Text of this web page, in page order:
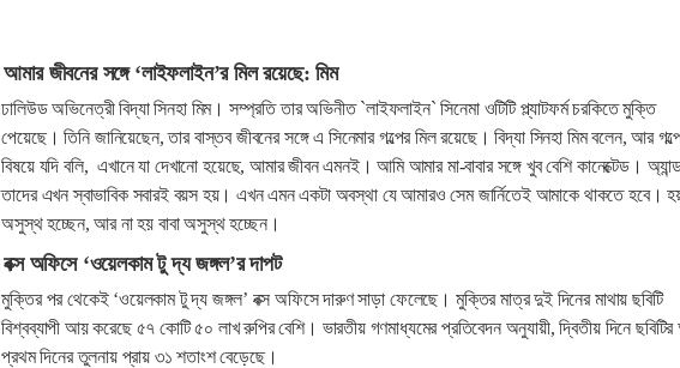
আমার জীবনের সঙ্গে ‘লাইফলাইন’র মিল রয়েছে: মিম
ঢালিউড অভিনেত্রী বিদ্যা সিনহা মিম। সম্প্রতি তার অভিনীত `লাইফলাইন` সিনেমা ওটিটি প্ল্যাটফর্ম চরকিতে মুক্তি
পেয়েছে। তিনি জানিয়েছেন, তার বাস্তব জীবনের সঙ্গে এ সিনেমার গল্পের মিল রয়েছে। বিদ্যা সিনহা মিম বলেন, আর
বিষয়ে যদি বলি, এখানে যা দেখানো হয়েছে, আমার জীবন এমনই। আমি আমার মা-বাবার সঙ্গে খুব বেশি কানেক্টেড।
তাদের এখন স্বাভাবিক সবারই বয়স হয়। এখন এমন একটা অবস্থা যে আমারও সেম জার্নিতেই আমাকে থাকতে হবে।
অসুস্থ হচ্ছেন, আর না হয় বাবা অসুস্থ হচ্ছেন।
বক্স অফিসে ‘ওয়েলকাম টু দ্য জঙ্গল’র দাপট
মুক্তির পর থেকেই ‘ওয়েলকাম টু দ্য জঙ্গল’ বক্স অফিসে দারুণ সাড়া ফেলেছে। মুক্তির মাত্র দুই দিনের মাথায় ছবিটি
বিশ্বব্যাপী আয় করেছে ৫৭ কোটি ৫০ লাখ রুপির বেশি। ভারতীয় গণমাধ্যমের প্রতিবেদন অনুযায়ী, দ্বিতীয় দিনে
প্রথম দিনের তুলনায় প্রায় ৩১ শতাংশ বেড়েছে।